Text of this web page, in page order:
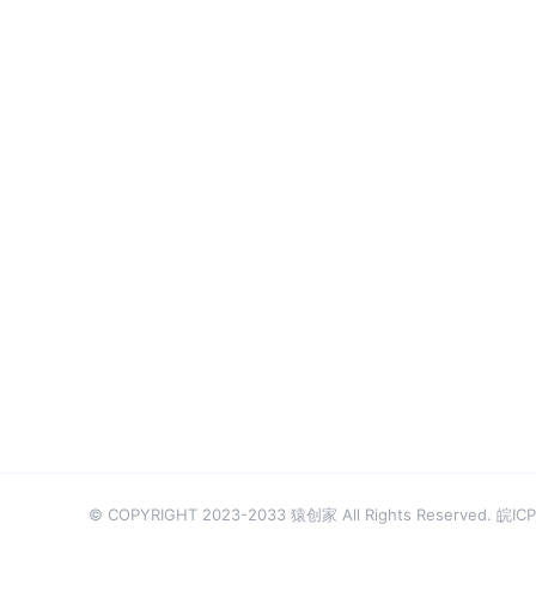
© COPYRIGHT 2023-2033 猿创家 All Rights Reserved. 皖